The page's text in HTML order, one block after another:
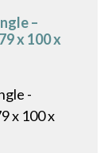
–
x 100 x
-
x 100 x